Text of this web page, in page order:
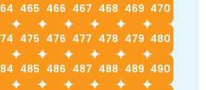
465 466 467 468 469 470
475 476 477 478 479 480
485 486 487 488 489 490